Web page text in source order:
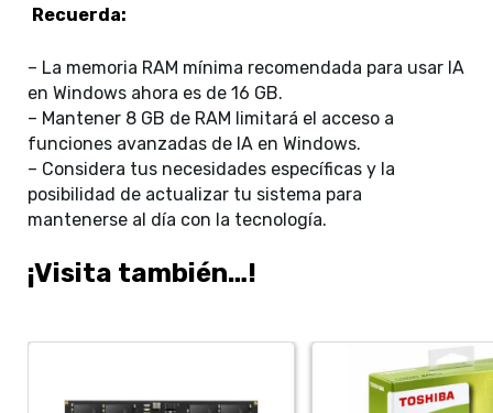
Recuerda:
– La memoria RAM mínima recomendada para usar IA
en Windows ahora es de 16 GB.
– Mantener 8 GB de RAM limitará el acceso a
funciones avanzadas de IA en Windows.
– Considera tus necesidades específicas y la
posibilidad de actualizar tu sistema para
mantenerse al día con la tecnología.
¡Visita también…!